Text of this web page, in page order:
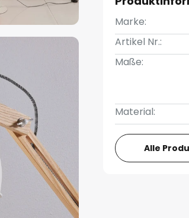
Marke:
Artikel Nr.:
Maße:
Material:
Alle